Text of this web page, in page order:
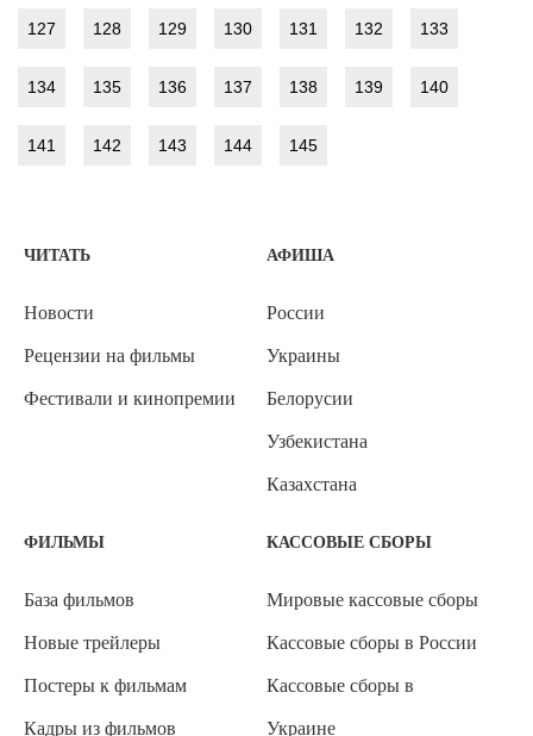
127 128 129 130 131 132 133
134 135 136 137 138 139 140
141 142 143 144 145
ЧИТАТЬ
Новости
Рецензии на фильмы
Фестивали и кинопремии
АФИША
России
Украины
Белорусии
Узбекистана
Казахстана
ФИЛЬМЫ
База фильмов
Новые трейлеры
Постеры к фильмам
Кадры из фильмов
КАССОВЫЕ СБОРЫ
Мировые кассовые сборы
Кассовые сборы в России
Кассовые сборы в
Украине